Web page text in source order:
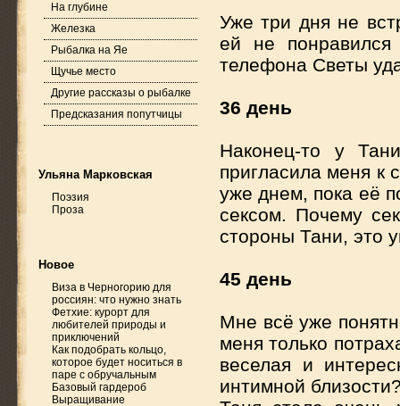
На глубине
Железка
Рыбалка на Яе
Щучье место
Другие рассказы о рыбалке
Предсказания попутчицы
Ульяна Марковская
Поэзия
Проза
Новое
Виза в Черногорию для
россиян: что нужно знать
Фетхие: курорт для
любителей природы и
приключений
Как подобрать кольцо,
которое будет носиться в
паре с обручальным
Базовый гардероб
Выращивание
Уже три дня не
ей не
телефона Светы
36 день
Наконец-то у
пригласила меня к
уже днем, пока её
сексом. Почему
стороны Тани, это
45 день
Мне всё уже
меня только
веселая и
интимной